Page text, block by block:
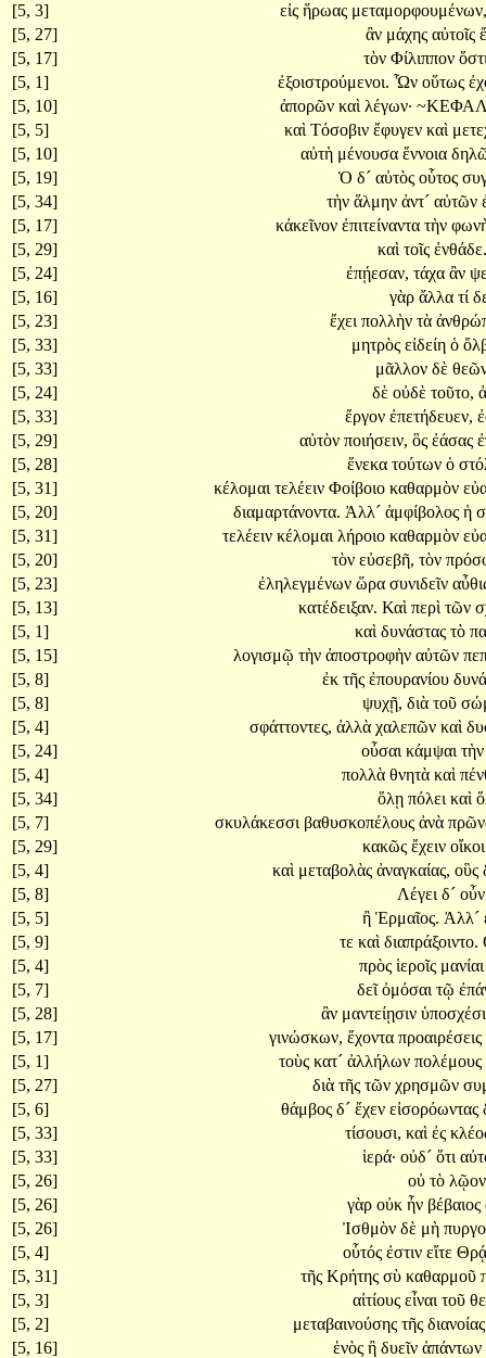
[5, 3]
εἰς ἥρωας μεταμορφουμένων,
[5, 27]
ἂν μάχης αὐτοῖς
[5, 17]
τὸν Φίλιππον
[5, 1]
ἐξοιστρούμενοι. Ὧν οὕτως
[5, 10]
ἀπορῶν καὶ λέγων·
[5, 5]
καὶ Τόσοβιν ἔφυγεν καὶ
[5, 10]
αὐτὴ μένουσα ἔννοια
[5, 19]
Ὁ δ´ αὐτὸς οὗτος
[5, 34]
τὴν ἅλμην ἀντ´ αὐτῶν
[5, 17]
κἀκεῖνον ἐπιτείναντα τὴν
[5, 29]
καὶ τοῖς ἐνθάδε.
[5, 24]
ἐπῄεσαν, τάχα ἂν
[5, 16]
γὰρ ἄλλα τί
[5, 23]
ἔχει πολλὴν τὰ
[5, 33]
μητρὸς εἰδείη ὁ
[5, 33]
μᾶλλον δὲ
[5, 24]
δὲ οὐδὲ τοῦτο,
[5, 33]
ἔργον ἐπετήδευεν,
[5, 29]
αὐτὸν ποιήσειν, ὃς ἐάσας
[5, 28]
ἕνεκα τούτων ὁ
[5, 31]
κέλομαι τελέειν Φοίβοιο καθαρμὸν
[5, 20]
διαμαρτάνοντα. Ἀλλ´ ἀμφίβολος ἡ
[5, 31]
τελέειν κέλομαι λήροιο καθαρμὸν
[5, 20]
τὸν εὐσεβῆ, τὸν
[5, 23]
ἐληλεγμένων ὥρα συνιδεῖν
[5, 13]
κατέδειξαν. Καὶ περὶ τῶν
[5, 1]
καὶ δυνάστας τὸ
[5, 15]
λογισμῷ τὴν ἀποστροφὴν αὐτῶν
[5, 8]
ἐκ τῆς ἐπουρανίου
[5, 8]
ψυχῇ, διὰ τοῦ
[5, 4]
σφάττοντες, ἀλλὰ χαλεπῶν καὶ
[5, 24]
οὖσαι κάμψαι
[5, 4]
πολλὰ θνητὰ καὶ
[5, 34]
ὅλῃ πόλει καὶ
[5, 7]
σκυλάκεσσι βαθυσκοπέλους ἀνὰ
[5, 29]
κακῶς ἔχειν
[5, 4]
καὶ μεταβολὰς ἀναγκαίας, οὓς
[5, 8]
Λέγει δ´
[5, 5]
ἢ Ἑρμαῖος. Ἀλλ´
[5, 9]
τε καὶ διαπράξοιντο.
[5, 4]
πρὸς ἱεροῖς
[5, 7]
δεῖὀμόσαι τῷ
[5, 28]
ἂν μαντείῃσιν
[5, 17]
γινώσκων, ἔχοντα προαιρέσεις
[5, 1]
τοὺς κατ´ ἀλλήλων πολέμους
[5, 27]
διὰ τῆς τῶν χρησμῶν
[5, 6]
θάμβος δ´ ἔχεν εἰσορόωντας
[5, 33]
τίσουσι, καὶ ἐς
[5, 33]
ἱερά· οὐδ´ ὅτι
[5, 26]
οὐ τὸ
[5, 26]
γὰρ οὐκ ἦν βέβαιος
[5, 26]
Ἰσθμὸν δὲ μὴ
[5, 4]
οὗτός ἐστιν εἴτε
[5, 31]
τῆς Κρήτης σὺ καθαρμοῦ
[5, 3]
αἰτίους εἶναι τοῦ
[5, 2]
μεταβαινούσης τῆς
[5, 16]
ἑνὸς ἢ δυεῖν ἁπάντων